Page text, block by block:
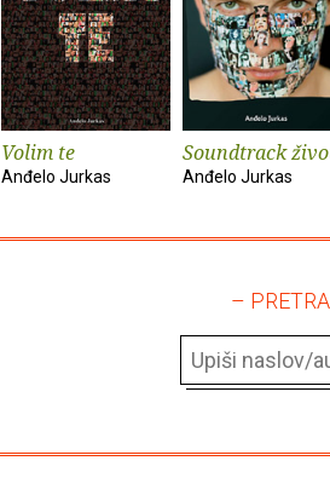
Volim te
Anđelo Jurkas
Soundtrack
Anđelo Jurkas
–